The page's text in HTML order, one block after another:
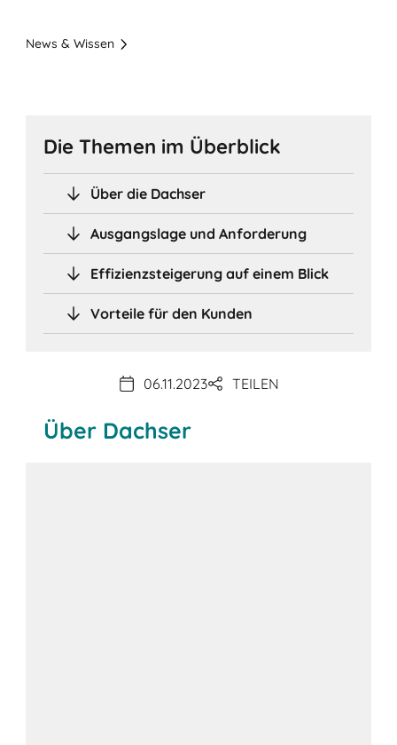
News & Wissen
Die Themen im Überblick
Über die Dachser
Ausgangslage und Anforderung
Effizienzsteigerung auf einem Blick
Vorteile für den Kunden
06.11.2023 TEILEN
Über Dachser